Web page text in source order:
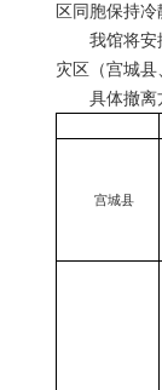
区同胞保持冷
我馆将安排
灾区（宫城
具体撤离
宫城县